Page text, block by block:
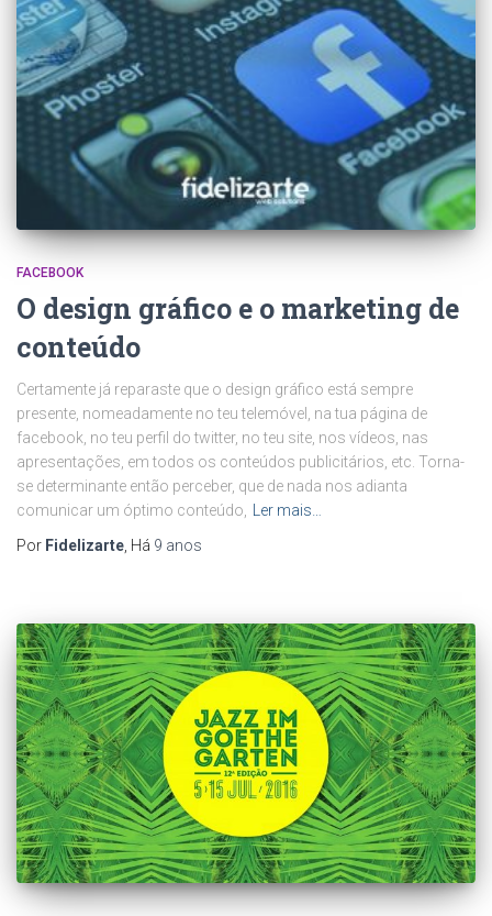
FACEBOOK
O design gráfico e o marketing de
conteúdo
Certamente já reparaste que o design gráfico está sempre
presente, nomeadamente no teu telemóvel, na tua página de
facebook, no teu perfil do twitter, no teu site, nos vídeos, nas
apresentações, em todos os conteúdos publicitários, etc. Torna-
se determinante então perceber, que de nada nos adianta
comunicar um óptimo conteúdo,
Ler mais…
Por Fidelizarte , Há 9 anos